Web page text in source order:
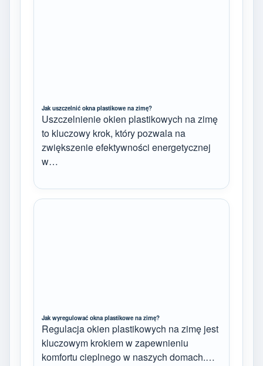
Jak uszczelnić okna plastikowe na zimę?
Uszczelnienie okien plastikowych na zimę
to kluczowy krok, który pozwala na
zwiększenie efektywności energetycznej
w…
Jak wyregulować okna plastikowe na zimę?
Regulacja okien plastikowych na zimę jest
kluczowym krokiem w zapewnieniu
komfortu cieplnego w naszych domach.…